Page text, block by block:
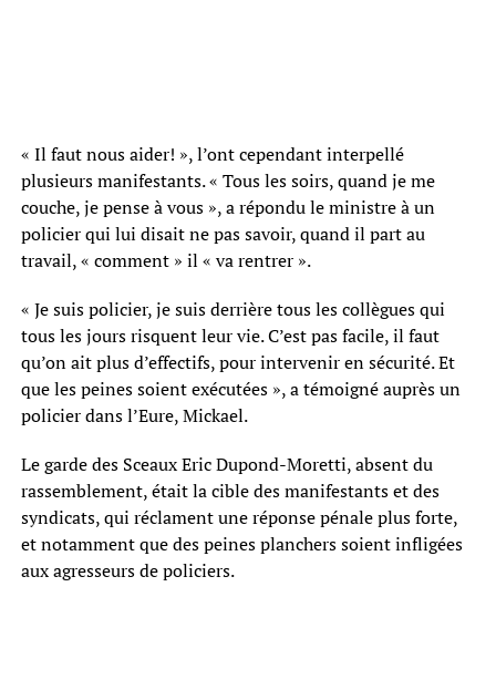
« Il faut nous aider! », l’ont cependant interpellé
plusieurs manifestants. « Tous les soirs, quand je me
couche, je pense à vous », a répondu le ministre à un
policier qui lui disait ne pas savoir, quand il part au
travail, « comment » il « va rentrer ».
« Je suis policier, je suis derrière tous les collègues qui
tous les jours risquent leur vie. C’est pas facile, il faut
qu’on ait plus d’effectifs, pour intervenir en sécurité. Et
que les peines soient exécutées », a témoigné auprès un
policier dans l’Eure, Mickael.
Le garde des Sceaux Eric Dupond-Moretti, absent du
rassemblement, était la cible des manifestants et des
syndicats, qui réclament une réponse pénale plus forte,
et notamment que des peines planchers soient infligées
aux agresseurs de policiers.